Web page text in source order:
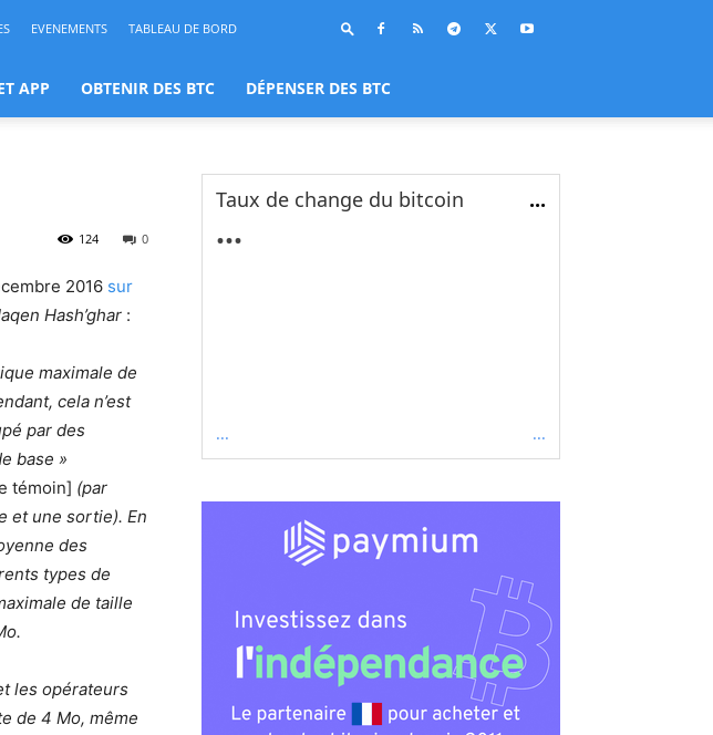
EVENEMENTS TABLEAU DE BORD
APP OBTENIR DES BTC DÉPENSER DES BTC
0
124
2016 sur
Hash’ghar :
maximale de
cela n’est
par des
base »
témoin] (par
et une sortie). En
des
types de
de taille
les opérateurs
de 4 Mo, même
Taux de change du bitcoin ...
...
... ...